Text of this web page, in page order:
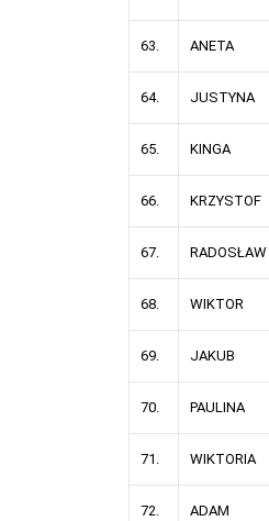
63. ANETA
64. JUSTYNA
65. KINGA
66. KRZYSTOF
67. RADOSŁAW
68. WIKTOR
69. JAKUB
70. PAULINA
71. WIKTORIA
72. ADAM